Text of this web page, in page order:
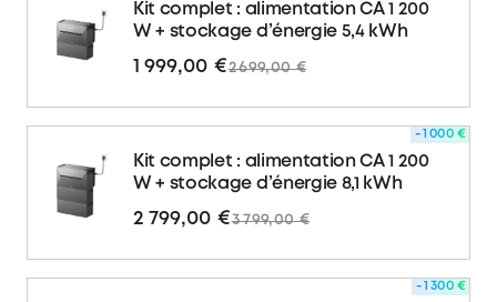
Kit complet : alimentation CA 1 200
W + stockage d’énergie 5,4 kWh
1 999,00 €2 699,00 €
Kit complet : alimentation CA 1 200
W + stockage d’énergie 8,1 kWh
2 799,00 €3 799,00 €
- 1 000 €
- 1 300 €